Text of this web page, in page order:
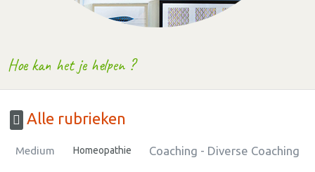
Hoe kan het je helpen ?
Alle rubrieken
Medium Homeopathie Coaching - Diverse Coaching